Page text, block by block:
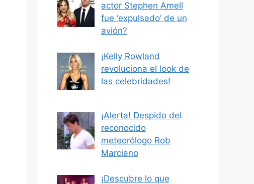
actor Stephen Amell
fue ‘expulsado’ de un
avión?
¡Kelly Rowland
revoluciona el look de
las celebridades!
¡Alerta! Despido del
reconocido
meteorólogo Rob
Marciano
¡Descubre lo que